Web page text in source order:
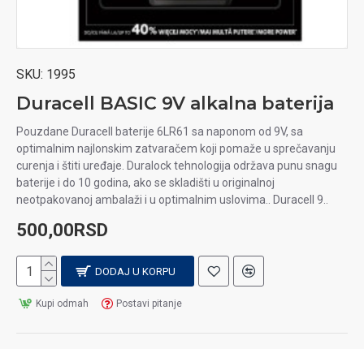
SKU: 1995
Duracell BASIC 9V alkalna baterija
Pouzdane Duracell baterije 6LR61 sa naponom od 9V, sa
optimalnim najlonskim zatvaračem koji pomaže u sprečavanju
curenja i štiti uređaje. Duralock tehnologija održava punu snagu
baterije i do 10 godina, ako se skladišti u originalnoj
neotpakovanoj ambalaži i u optimalnim uslovima.. Duracell 9..
500,00RSD
DODAJ U KORPU
Kupi odmah Postavi pitanje